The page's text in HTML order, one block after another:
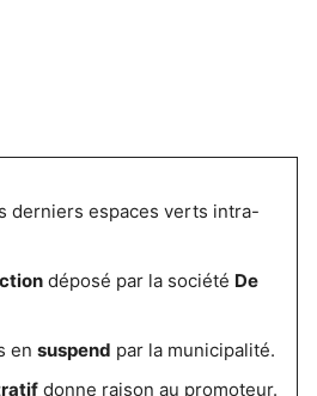
derniers espaces verts intra-
déposé par la société De
en suspend par la municipalité.
donne raison au promoteur.